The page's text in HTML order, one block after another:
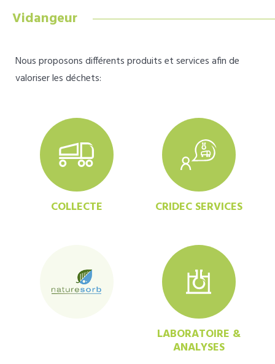
Vidangeur
Nous proposons différents produits et services afin de
valoriser les déchets:
COLLECTE CRIDEC SERVICES
LABORATOIRE &
ANALYSES